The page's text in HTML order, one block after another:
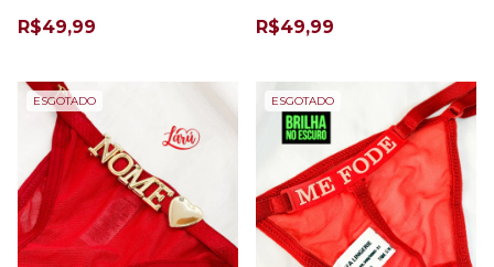
LETRAS
R$49,99 R$49,99
ESGOTADO ESGOTADO